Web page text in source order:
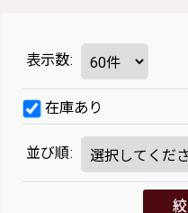
表示数:
在庫あり
並び順: